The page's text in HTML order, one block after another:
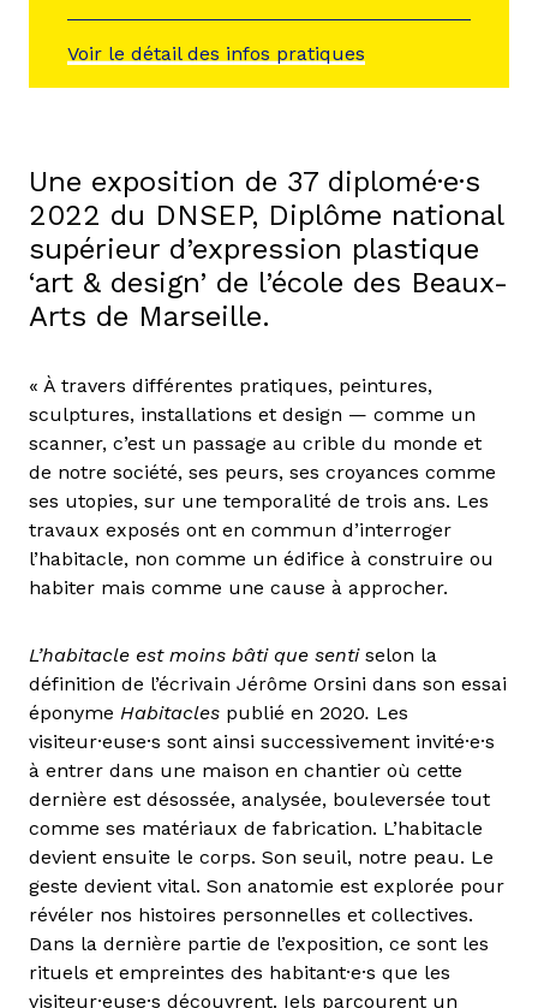
Voir le détail des infos pratiques
Une exposition de 37 diplomé·e·s
2022 du DNSEP, Diplôme national
supérieur d’expression plastique
‘art & design’ de l’école des Beaux-
Arts de Marseille.
« À travers différentes pratiques, peintures,
sculptures, installations et design — comme un
scanner, c’est un passage au crible du monde et
de notre société, ses peurs, ses croyances comme
ses utopies, sur une temporalité de trois ans. Les
travaux exposés ont en commun d’interroger
l’habitacle, non comme un édifice à construire ou
habiter mais comme une cause à approcher.
L’habitacle est moins bâti que senti selon la
définition de l’écrivain Jérôme Orsini dans son essai
éponyme Habitacles publié en 2020. Les
visiteur·euse·s sont ainsi successivement invité·e·s
à entrer dans une maison en chantier où cette
dernière est désossée, analysée, bouleversée tout
comme ses matériaux de fabrication. L’habitacle
devient ensuite le corps. Son seuil, notre peau. Le
geste devient vital. Son anatomie est explorée pour
révéler nos histoires personnelles et collectives.
Dans la dernière partie de l’exposition, ce sont les
rituels et empreintes des habitant·e·s que les
visiteur·euse·s découvrent. Iels parcourent un